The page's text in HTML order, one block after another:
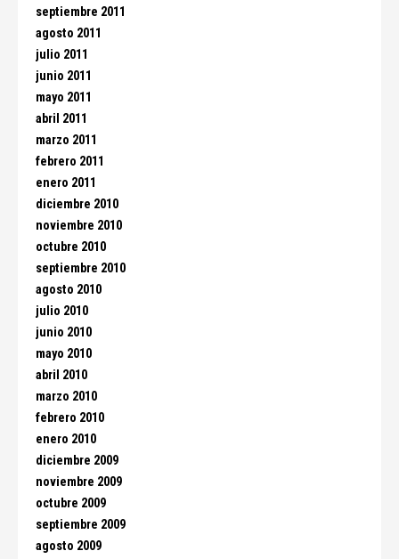
septiembre 2011
agosto 2011
julio 2011
junio 2011
mayo 2011
abril 2011
marzo 2011
febrero 2011
enero 2011
diciembre 2010
noviembre 2010
octubre 2010
septiembre 2010
agosto 2010
julio 2010
junio 2010
mayo 2010
abril 2010
marzo 2010
febrero 2010
enero 2010
diciembre 2009
noviembre 2009
octubre 2009
septiembre 2009
agosto 2009